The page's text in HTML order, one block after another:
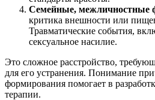
Семейные, межличностные
критика внешности или
Травматические события,
сексуальное насилие.
Это сложное расстройство,
для его устранения. Понимание
формирования помогает в
терапии.